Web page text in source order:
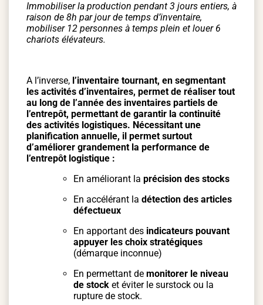
Immobiliser la production pendant 3 jours entiers, à
raison de 8h par jour de temps d’inventaire,
mobiliser 12 personnes à temps plein et louer 6
chariots élévateurs.
A l’inverse, l’inventaire tournant, en segmentant
les activités d’inventaires, permet de réaliser tout
au long de l’année des inventaires partiels de
l’entrepôt, permettant de garantir la continuité
des activités logistiques. Nécessitant une
planification annuelle, il permet surtout
d’améliorer grandement la performance de
l’entrepôt logistique :
En améliorant la précision des stocks
En accélérant la détection des articles
défectueux
En apportant des indicateurs pouvant
appuyer les choix stratégiques
(démarque inconnue)
En permettant de monitorer le niveau
de stock et éviter le surstock ou la
rupture de stock.